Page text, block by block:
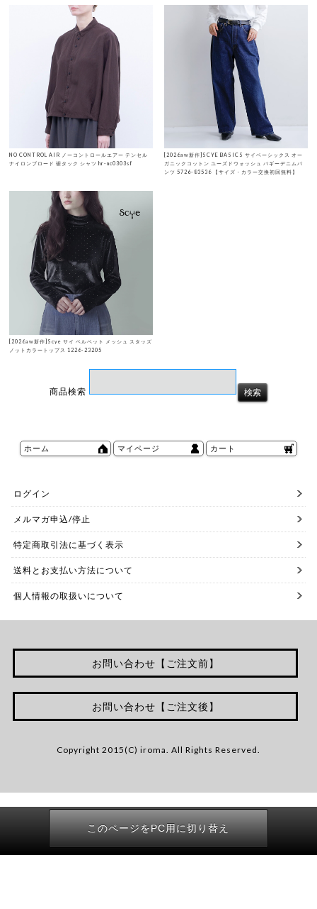
NO CONTROL AIR ノーコントロールエアー テンセル
ナイロンブロード 裾タック シャツ hr-nc0303sf
[2026aw新作]SCYE BASICS サイベーシックス オー
ガニックコットン ユーズドウォッシュ バギーデニムパ
ンツ 5726-83536 【サイズ・カラー交換初回無料】
[2026aw新作]Scye サイ ベルベット メッシュ スタッズ
ノットカラートップス 1226-23205
商品検索
ホーム マイページ カート
ログイン
メルマガ申込/停止
特定商取引法に基づく表示
送料とお支払い方法について
個人情報の取扱いについて
お問い合わせ【ご注文前】
お問い合わせ【ご注文後】
Copyright 2015(C) iroma. All Rights Reserved.
このページをPC用に切り替え